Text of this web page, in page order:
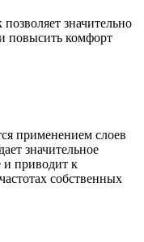
значительно
повысить комфорт
применением слоев
значительное
и приводит к
собственных